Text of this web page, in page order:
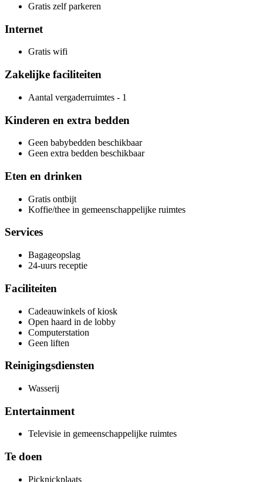
Gratis zelf parkeren
Internet
Gratis wifi
Zakelijke faciliteiten
Aantal vergaderruimtes - 1
Kinderen en extra bedden
Geen babybedden beschikbaar
Geen extra bedden beschikbaar
Eten en drinken
Gratis ontbijt
Koffie/thee in gemeenschappelijke ruimtes
Services
Bagageopslag
24-uurs receptie
Faciliteiten
Cadeauwinkels of kiosk
Open haard in de lobby
Computerstation
Geen liften
Reinigingsdiensten
Wasserij
Entertainment
Televisie in gemeenschappelijke ruimtes
Te doen
Picknickplaats